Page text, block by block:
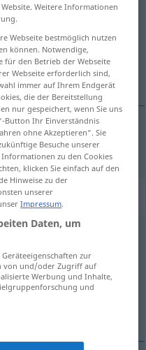
antippen)
antippen)
Weitere Informationen
Webseite bestmöglich nutzen
können. Notwendige,
für den Betrieb der Webseite
Webseite erforderlich sind,
immer auf Ihrem Endgerät
die der Bereitstellung
nur gespeichert, wenn Sie uns
Button Ihr Einverständnis
ohne Akzeptieren“. Sie
Besuche unserer
zu den Cookies
klicken Sie einfach auf den
Hinweise zu der
unserer
Impressum.
Daten, um
zur
von und/oder Zugriff auf
Werbung und Inhalte,
und